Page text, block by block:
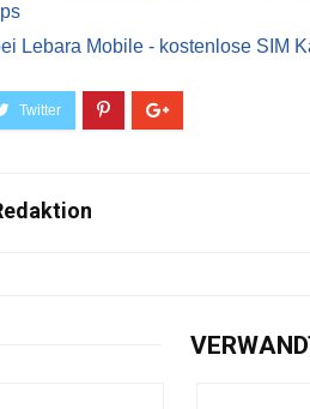
Lebara Mobile - kostenlose SIM